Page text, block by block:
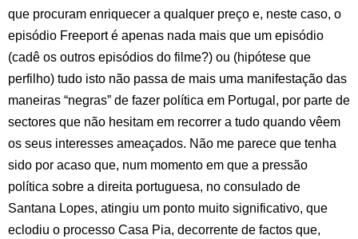
que procuram enriquecer a qualquer preço e, neste caso, o
episódio Freeport é apenas nada mais que um episódio
(cadê os outros episódios do filme?) ou (hipótese que
perfilho) tudo isto não passa de mais uma manifestação das
maneiras “negras” de fazer política em Portugal, por parte de
sectores que não hesitam em recorrer a tudo quando vêem
os seus interesses ameaçados. Não me parece que tenha
sido por acaso que, num momento em que a pressão
política sobre a direita portuguesa, no consulado de
Santana Lopes, atingiu um ponto muito significativo, que
eclodiu o processo Casa Pia, decorrente de factos que,